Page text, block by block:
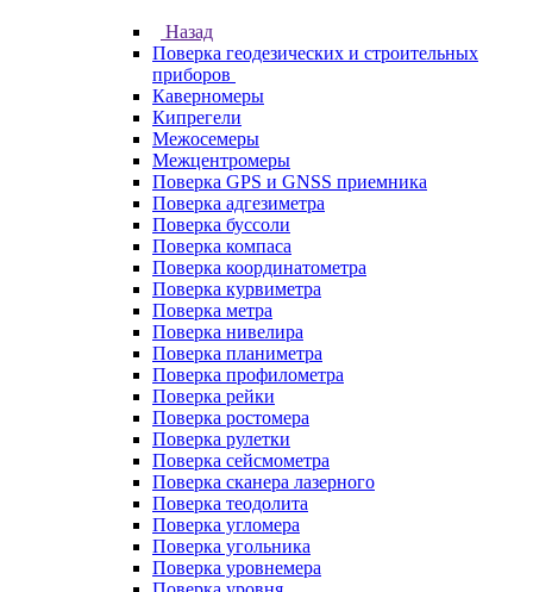
Назад
Поверка геодезических и строительных
приборов
Каверномеры
Кипрегели
Межосемеры
Межцентромеры
Поверка GPS и GNSS приемника
Поверка адгезиметра
Поверка буссоли
Поверка компаса
Поверка координатометра
Поверка курвиметра
Поверка метра
Поверка нивелира
Поверка планиметра
Поверка профилометра
Поверка рейки
Поверка ростомера
Поверка рулетки
Поверка сейсмометра
Поверка сканера лазерного
Поверка теодолита
Поверка угломера
Поверка угольника
Поверка уровнемера